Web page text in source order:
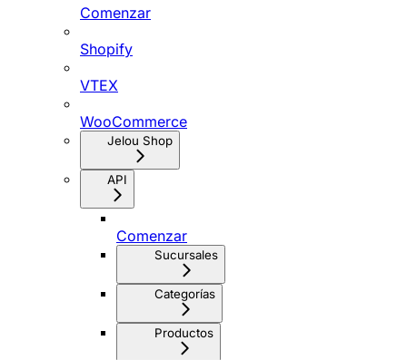
Comenzar
Shopify
VTEX
WooCommerce
Jelou Shop
API
Comenzar
Sucursales
Categorías
Productos